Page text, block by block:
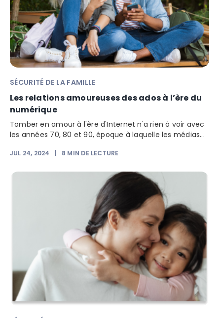
SÉCURITÉ DE LA FAMILLE
Les relations amoureuses des ados à l’ère du
numérique
Tomber en amour à l'ère d'Internet n'a rien à voir avec
les années 70, 80 et 90, époque à laquelle les médias...
JUL 24, 2024 8 MIN DE LECTURE